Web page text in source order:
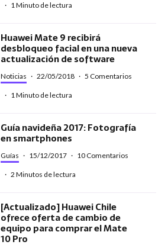
· 1 Minuto de lectura
Huawei Mate 9 recibirá
desbloqueo facial en una nueva
actualización de software
Noticias · 22/05/2018 · 5 Comentarios
· 1 Minuto de lectura
Guía navideña 2017: Fotografía
en smartphones
Guías · 15/12/2017 · 10 Comentarios
· 2 Minutos de lectura
[Actualizado] Huawei Chile
ofrece oferta de cambio de
equipo para comprar el Mate
10 Pro